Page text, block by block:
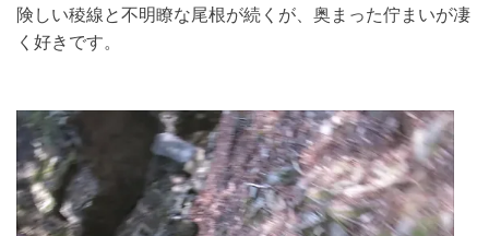
険しい稜線と不明瞭な尾根が続くが、奥まった佇まいが凄
く好きです。